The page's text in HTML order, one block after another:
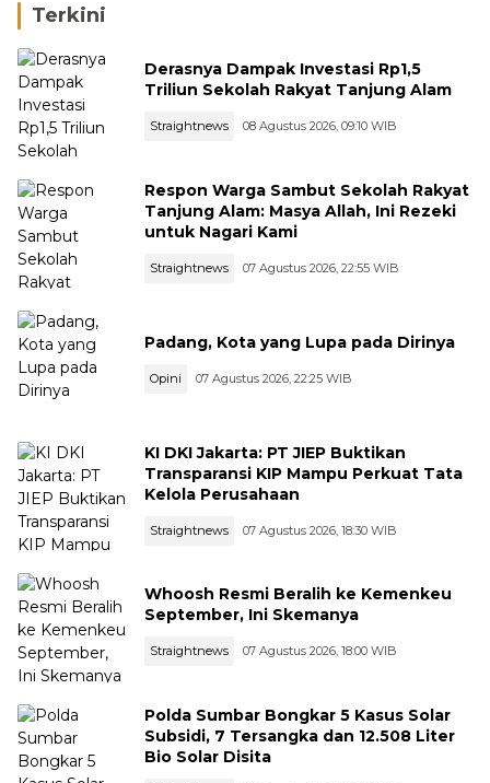
Terkini
Derasnya Dampak Investasi Rp1,5
Triliun Sekolah Rakyat Tanjung Alam
Straightnews 08 Agustus 2026, 09:10 WIB
Respon Warga Sambut Sekolah Rakyat
Tanjung Alam: Masya Allah, Ini Rezeki
untuk Nagari Kami
Straightnews 07 Agustus 2026, 22:55 WIB
Padang, Kota yang Lupa pada Dirinya
Opini 07 Agustus 2026, 22:25 WIB
KI DKI Jakarta: PT JIEP Buktikan
Transparansi KIP Mampu Perkuat Tata
Kelola Perusahaan
Straightnews 07 Agustus 2026, 18:30 WIB
Whoosh Resmi Beralih ke Kemenkeu
September, Ini Skemanya
Straightnews 07 Agustus 2026, 18:00 WIB
Polda Sumbar Bongkar 5 Kasus Solar
Subsidi, 7 Tersangka dan 12.508 Liter
Bio Solar Disita